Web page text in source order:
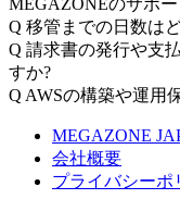
MEGAZONEのサポ
Q 移管までの日数は
Q 請求書の発行や支
すか?
Q AWSの構築や運用
MEGAZONE
会社概要
プライバシーポ